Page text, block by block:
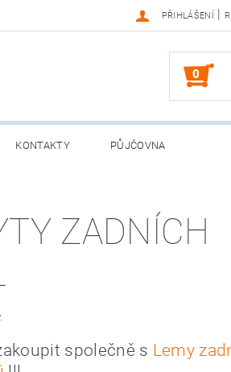
PŘIHLÁŠENÍ |
0
KONTAKTY PŮJČOVNA
ZADNÍCH
společně s Lemy